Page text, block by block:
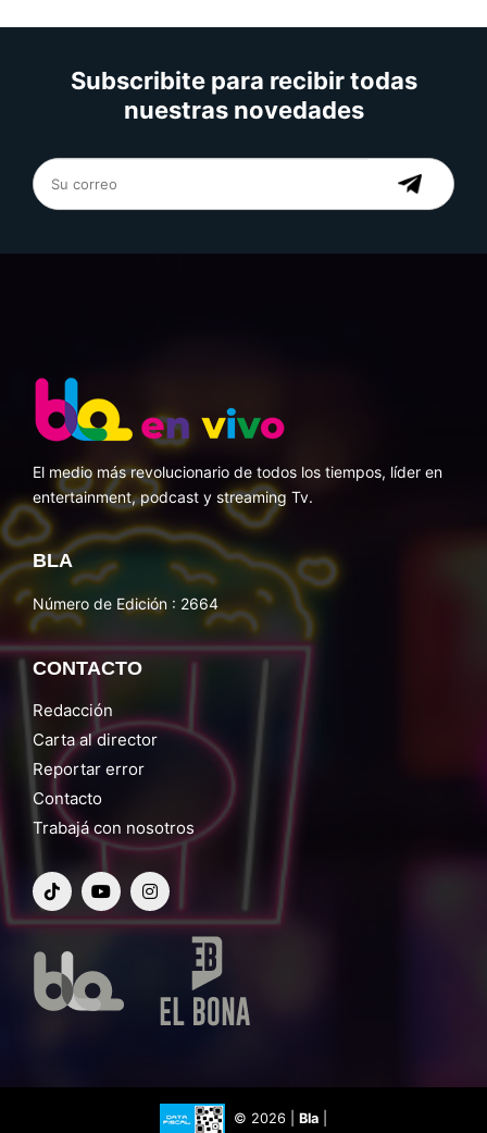
Subscribite para recibir todas
nuestras novedades
El medio más revolucionario de todos los tiempos, líder en
entertainment, podcast y streaming Tv.
BLA
Número de Edición : 2664
CONTACTO
Redacción
Carta al director
Reportar error
Contacto
Trabajá con nosotros
© 2026 | Bla